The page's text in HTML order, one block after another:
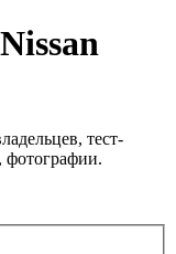
тест-
фотографии.